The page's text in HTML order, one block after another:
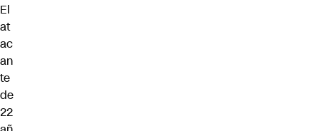
El
at
ac
an
te
de
22